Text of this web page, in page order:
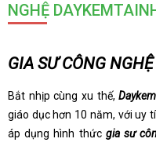
NGHỆ
GIA SƯ CÔNG
Bắt nhịp cùng xu thế,
giáo dục hơn 10 năm, với uy
áp dụng hình thức gia sư